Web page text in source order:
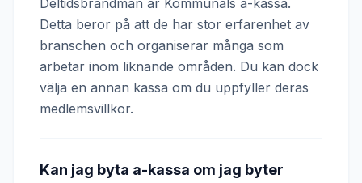
Deltidsbrandman är Kommunals a-kassa.
Detta beror på att de har stor erfarenhet av
branschen och organiserar många som
arbetar inom liknande områden. Du kan dock
välja en annan kassa om du uppfyller deras
medlemsvillkor.
Kan jag byta a-kassa om jag byter